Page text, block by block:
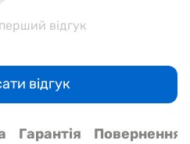
відгук
відгук
Гарантія Повернення